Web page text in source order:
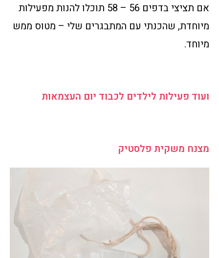
אם תציצי בדפים 56 – 58 תוכלו להנות מפעילות
מיוחדת, שהכנתי עם המתבגרים שלי – מטוס ממש
מיוחד.
ועוד פעילות לילדים לכבוד יום העצמאות
מצנח משקית פלסטיק